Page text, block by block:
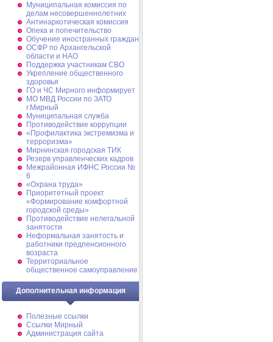
Муниципальная комиссия по
делам несовершеннолетних
Антинаркотическая комиссия
Опека и попечительство
Обучение иностранных граждан
ОСФР по Архангельской
области и НАО
Поддержка участникам СВО
Укрепление общественного
здоровья
ГО и ЧС Мирного информирует
МО МВД России по ЗАТО
г.Мирный
Муниципальная cлужба
Противодействие коррупции
«Профилактика экстремизма и
терроризма»
Мирнинская городская ТИК
Резерв управленческих кадров
Межрайонная ИФНС России №
6
«Охрана труда»
Приоритетный проект
«Формирование комфортной
городской среды»
Противодействие нелегальной
занятости
Неформальная занятость и
работники предпенсионного
возраста
Территориальное
общественное самоуправление
Дополнительная информация
Полезные ссылки
Ссылки Мирный
Администрация сайта